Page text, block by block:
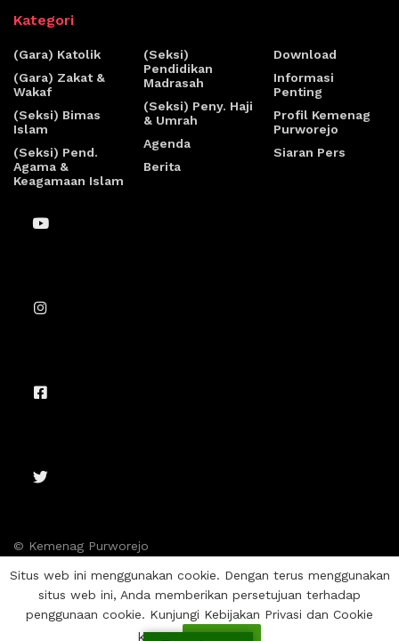
Kategori
(Gara) Katolik
(Gara) Zakat &
Wakaf
(Seksi) Bimas
Islam
(Seksi) Pend.
Agama &
Keagamaan Islam
(Seksi)
Pendidikan
Madrasah
(Seksi) Peny. Haji
& Umrah
Agenda
Berita
Download
Informasi
Penting
Profil Kemenag
Purworejo
Siaran Pers
© Kemenag Purworejo
Situs web ini menggunakan cookie. Dengan terus menggunakan
situs web ini, Anda memberikan persetujuan terhadap
penggunaan cookie. Kunjungi Kebijakan Privasi dan Cookie
kami.
Setuju